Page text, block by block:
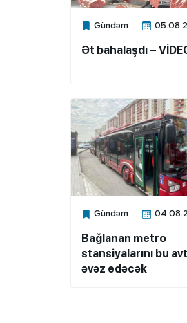
Gündəm
Xalq.Online
Ət bahalaşdı –
Gündəm
Xalq.Online
Bağlanan metro
stansiyalarını bu
əvəz edəcək